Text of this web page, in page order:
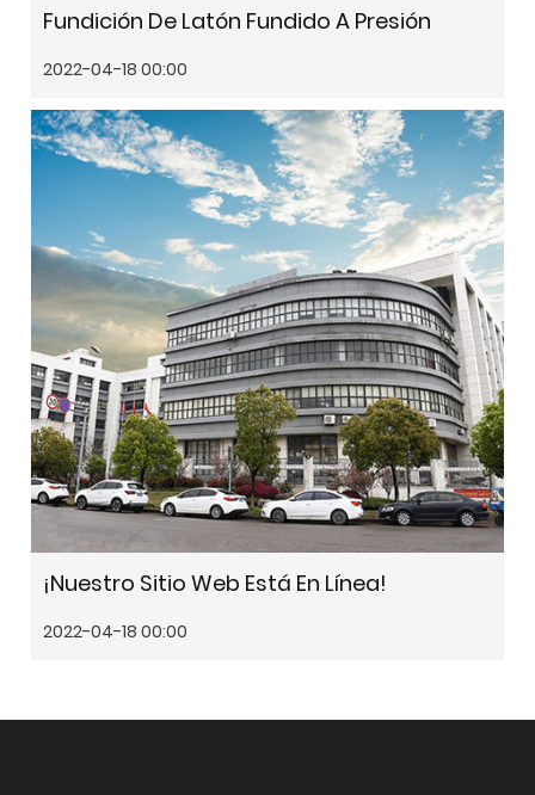
Fundición De Latón Fundido A Presión
2022-04-18 00:00
¡Nuestro Sitio Web Está En Línea!
2022-04-18 00:00